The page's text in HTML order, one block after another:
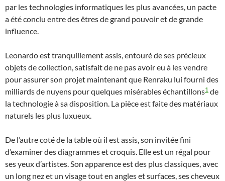
par les technologies informatiques les plus avancées, un pacte
a été conclu entre des êtres de grand pouvoir et de grande
influence.
Leonardo est tranquillement assis, entouré de ses précieux
objets de collection, satisfait de ne pas avoir eu à les vendre
pour assurer son projet maintenant que Renraku lui fourni des
milliards de nuyens pour quelques misérables échantillons1 de
la technologie à sa disposition. La pièce est faite des matériaux
naturels les plus luxueux.
De l’autre coté de la table où il est assis, son invitée fini
d’examiner des diagrammes et croquis. Elle est un régal pour
ses yeux d’artistes. Son apparence est des plus classiques, avec
un long nez et un visage tout en angles et surfaces, ses cheveux